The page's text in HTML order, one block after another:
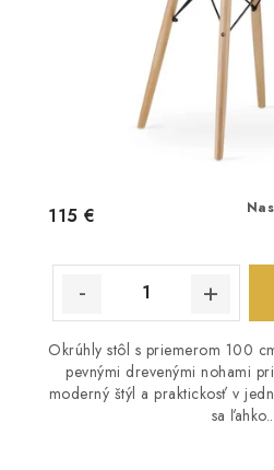
115 €
Okrúhly stôl s priemerom 100
pevnými drevenými nohami
moderný štýl a praktickosť v
sa